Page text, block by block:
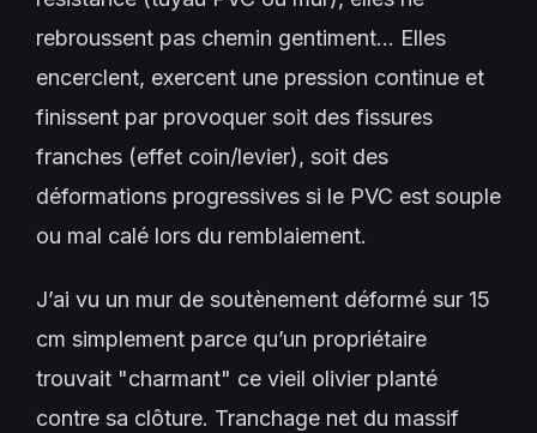
rebroussent pas chemin gentiment… Elles
encerclent, exercent une pression continue et
finissent par provoquer soit des fissures
franches (effet coin/levier), soit des
déformations progressives si le PVC est souple
ou mal calé lors du remblaiement.
J’ai vu un mur de soutènement déformé sur 15
cm simplement parce qu’un propriétaire
trouvait "charmant" ce vieil olivier planté
contre sa clôture. Tranchage net du massif